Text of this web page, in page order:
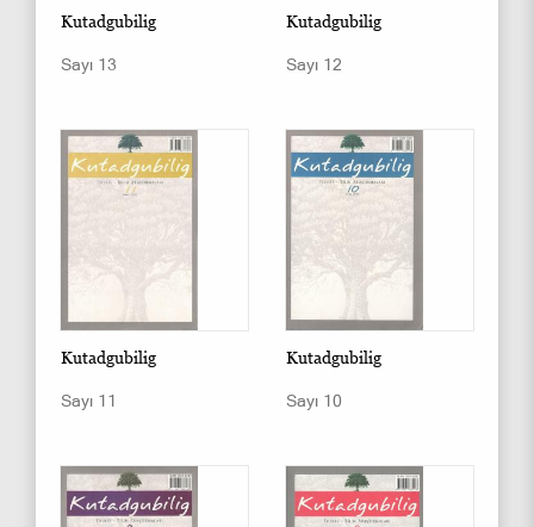
Kutadgubilig
Sayı 13
Kutadgubilig
Sayı 12
Kutadgubilig
Sayı 11
Kutadgubilig
Sayı 10